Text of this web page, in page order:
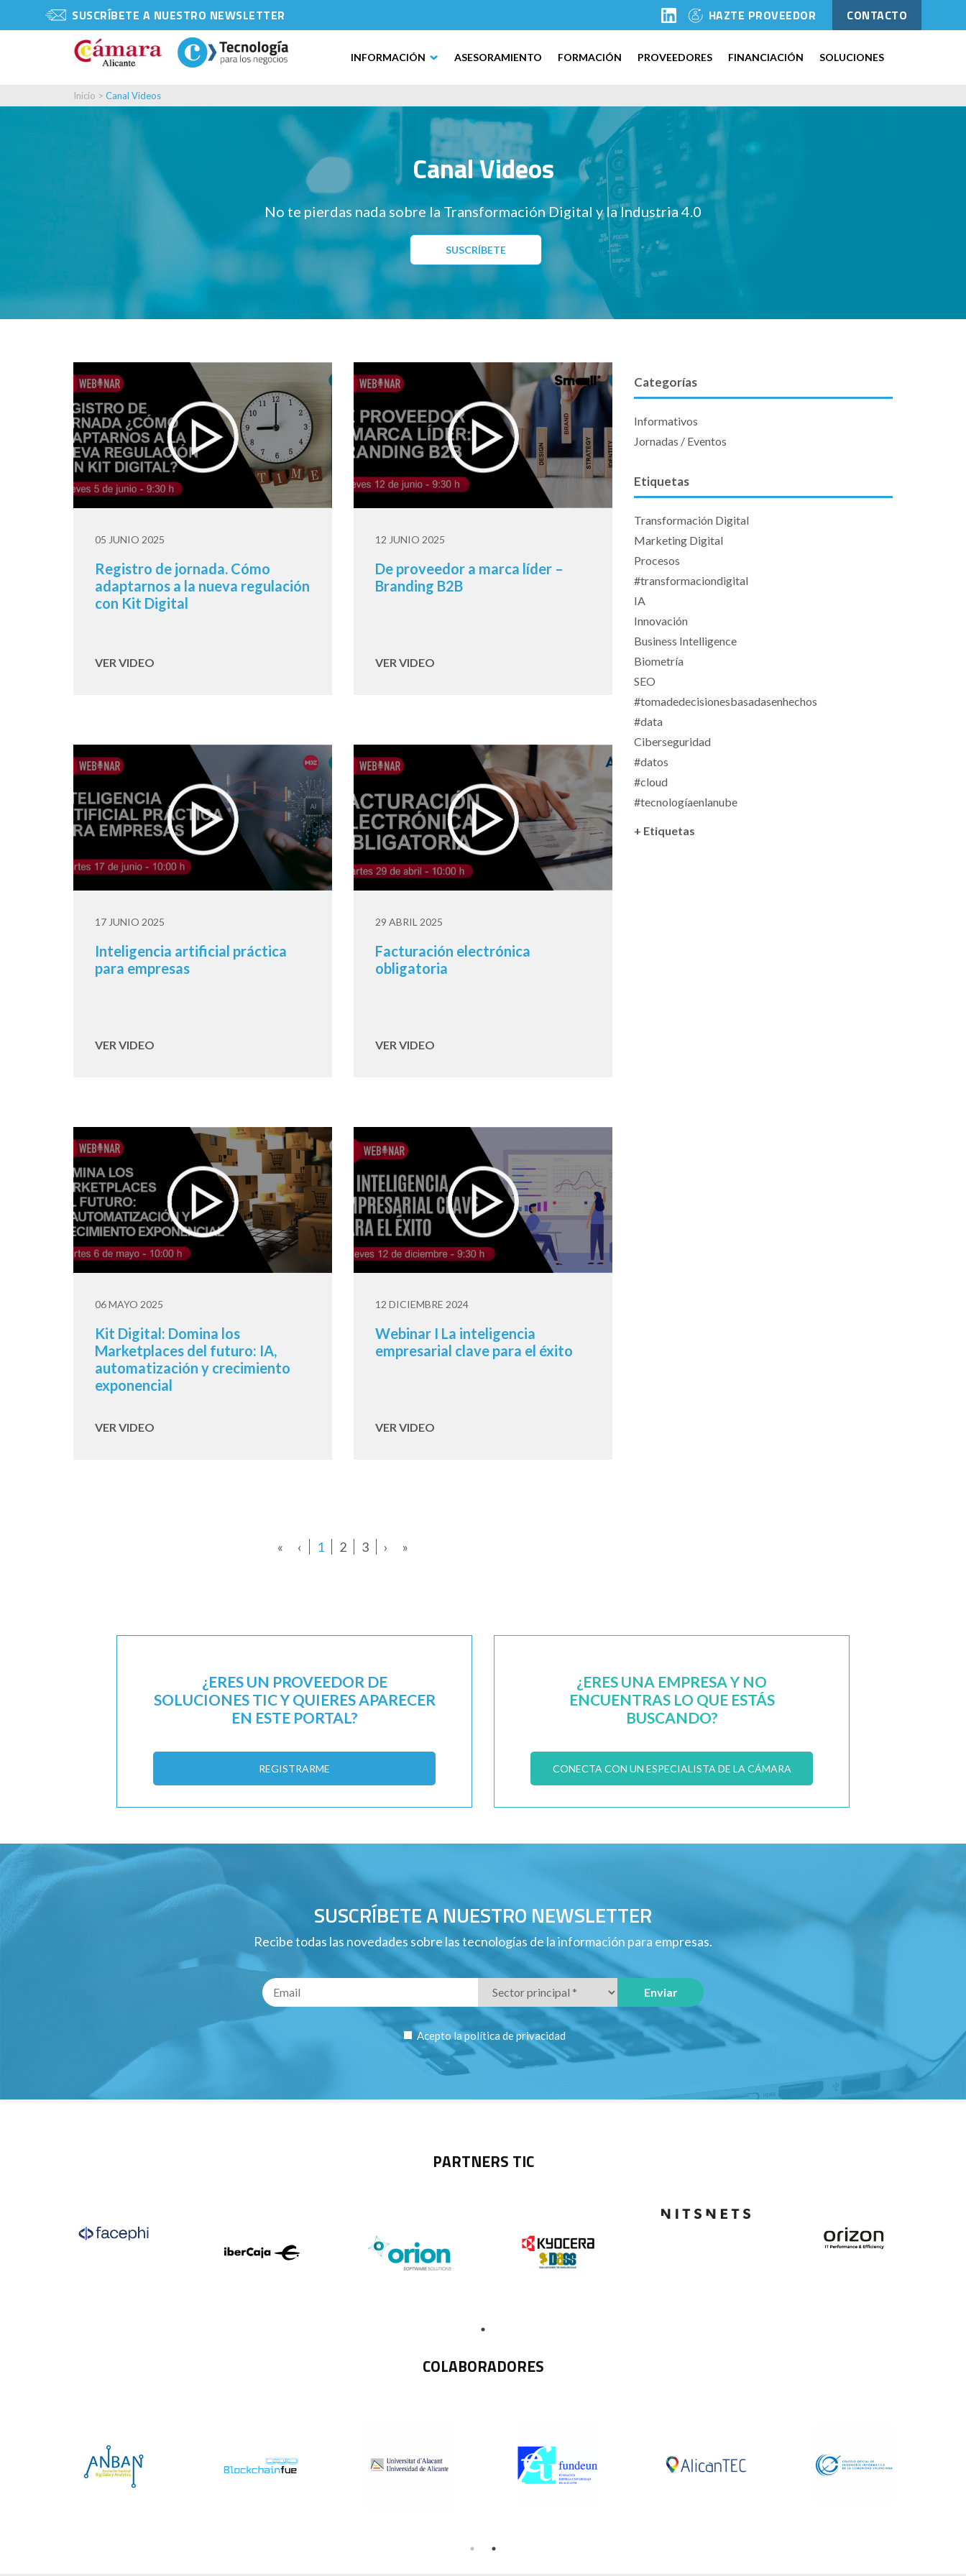
SUSCRÍBETE A NUESTRO NEWSLETTER HAZTE PROVEEDOR CONTACTO
INFORMACIÓN ASESORAMIENTO FORMACIÓN PROVEEDORES FINANCIACIÓN SOLUCIONES
Inicio > Canal Videos
Canal Videos
No te pierdas nada sobre la Transformación Digital y la Industria 4.0
SUSCRÍBETE
05 JUNIO 2025
Registro de jornada. Cómo
adaptarnos a la nueva regulación
con Kit Digital
VER VIDEO
12 JUNIO 2025
De proveedor a marca líder –
Branding B2B
VER VIDEO
17 JUNIO 2025
Inteligencia artificial práctica
para empresas
VER VIDEO
29 ABRIL 2025
Facturación electrónica
obligatoria
VER VIDEO
06 MAYO 2025
Kit Digital: Domina los
Marketplaces del futuro: IA,
automatización y crecimiento
exponencial
VER VIDEO
12 DICIEMBRE 2024
Webinar I La inteligencia
empresarial clave para el éxito
VER VIDEO
« ‹ 1 2 3 › »
Categorías
Informativos
Jornadas / Eventos
Etiquetas
Transformación Digital
Marketing Digital
Procesos
#transformaciondigital
IA
Innovación
Business Intelligence
Biometría
SEO
#tomadedecisionesbasadasenhechos
#data
Ciberseguridad
#datos
#cloud
#tecnologíaenlanube
+ Etiquetas
¿ERES UN PROVEEDOR DE
SOLUCIONES TIC Y QUIERES APARECER
EN ESTE PORTAL?
REGISTRARME
¿ERES UNA EMPRESA Y NO
ENCUENTRAS LO QUE ESTÁS
BUSCANDO?
CONECTA CON UN ESPECIALISTA DE LA CÁMARA
SUSCRÍBETE A NUESTRO NEWSLETTER
Recibe todas las novedades sobre las tecnologías de la información para empresas.
Acepto lapolítica de privacidad
PARTNERS TIC
COLABORADORES